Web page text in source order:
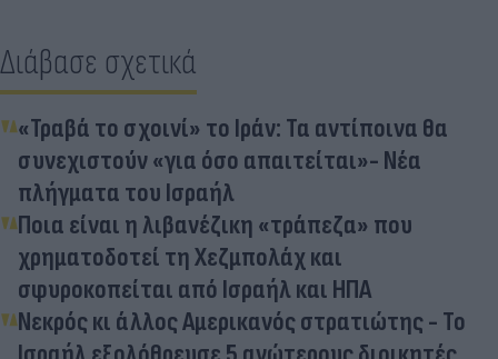
Διάβασε σχετικά
«Τραβά το σχοινί» το Ιράν: Τα αντίποινα θα
συνεχιστούν «για όσο απαιτείται»- Νέα
πλήγματα του Ισραήλ
Ποια είναι η λιβανέζικη «τράπεζα» που
χρηματοδοτεί τη Χεζμπολάχ και
σφυροκοπείται από Ισραήλ και ΗΠΑ
Νεκρός κι άλλος Αμερικανός στρατιώτης - Το